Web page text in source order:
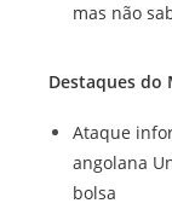
mas não
Destaques do
Ataque
angolana
bolsa